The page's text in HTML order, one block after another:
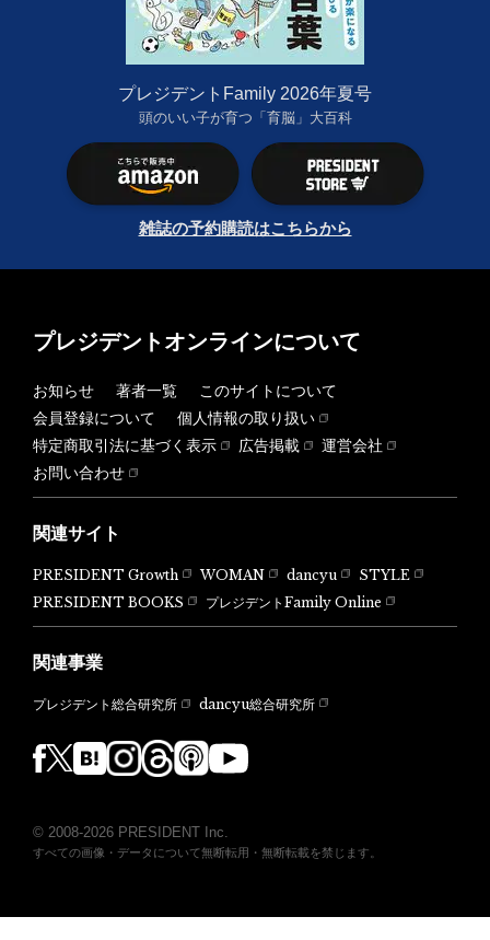
プレジデントFamily 2026年夏号
頭のいい子が育つ「育脳」大百科
雑誌の予約購読はこちらから
プレジデントオンラインについて
お知らせ 著者一覧
このサイトについて
会員登録について
個人情報の取り扱い
特定商取引法に基づく表示
広告掲載
運営会社
お問い合わせ
関連サイト
PRESIDENT Growth WOMAN dancyu
STYLE
PRESIDENT BOOKS
プレジデントFamily Online
関連事業
プレジデント総合研究所 dancyu総合研究所
© 2008-2026 PRESIDENT Inc.
すべての画像・データについて無断転用・無断転載を禁じます。